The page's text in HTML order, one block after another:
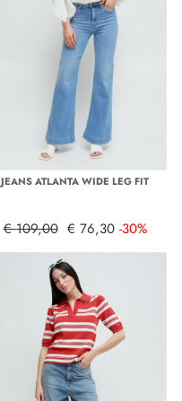
JEANS ATLANTA WIDE LEG FIT
€ 109,00 € 76,30 -30%